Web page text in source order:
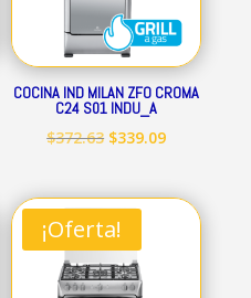
COCINA IND MILAN ZFO CROMA
C24 S01 INDU_A
$372.63 El
original
era:
$372.63.
$339.09El
actual
¡Oferta!